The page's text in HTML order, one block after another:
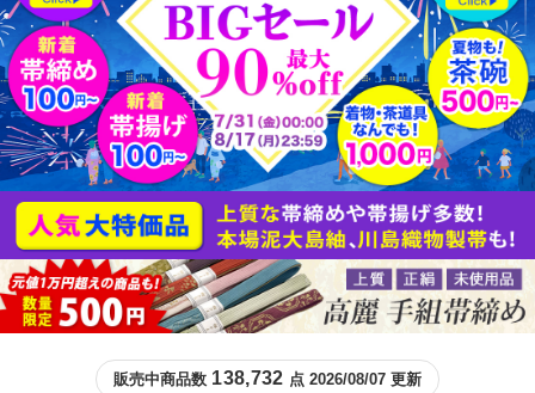
販売中商品数 138,732 点 2026/08/07 更新